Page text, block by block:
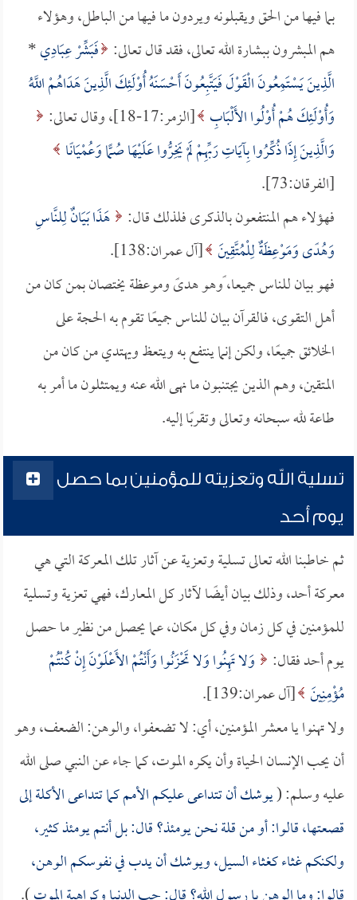
بما فيها من الحق ويقبلونه ويردون ما فيها من الباطل، وهؤلاء
هم المبشرون ببشارة الله تعالى، فقد قال تعالى: فَبَشِّرْ عِبَادِي*
الَّذِينَ يَسْتَمِعُونَ الْقَوْلَ فَيَتَّبِعُونَ أَحْسَنَهُ أُوْلَئِكَ الَّذِينَ هَدَاهُمْ اللَّهُ
وَأُوْلَئِكَ هُمْ أُوْلُوا الأَلْبَابِ [الزمر:17-18]، وقال تعالى:
وَالَّذِينَ إِذَا ذُكِّرُوا بِآيَاتِ رَبِّهِمْ لَمْ يَخِرُّوا عَلَيْهَا صُمًّا وَعُمْيَانًا
[الفرقان:73].
فهؤلاء هم المنتفعون بالذكرى فلذلك قال: هَذَا بَيَانٌ لِلنَّاسِ
وَهُدًى وَمَوْعِظَةٌ لِلْمُتَّقِينَ [آل عمران:138].
فهو بيان للناس جميعا، ًوهو هدىً وموعظة يختصان بمن كان من
أهل التقوى، فالقرآن بيان للناس جميعًا تقوم به الحجة على
الخلائق جميعًا، ولكن إنما ينتفع به ويتعظ ويهتدي من كان من
المتقين، وهم الذين يجتنبون ما نهى الله عنه ويمتثلون ما أمر به
طاعة لله سبحانه وتعالى وتقربًا إليه.
تسلية الله وتعزيته للمؤمنين بما حصل
يوم أحد
ثم خاطبنا الله تعالى تسلية وتعزية عن آثار تلك المعركة التي هي
معركة أحد، وذلك بيان أيضًا لآثار كل المعارك، فهي تعزية وتسلية
للمؤمنين في كل زمان وفي كل مكان، عما يحصل من نظير ما حصل
يوم أحد فقال:
وَلا تَهِنُوا وَلا تَحْزَنُوا وَأَنْتُمْ الأَعْلَوْنَ إِنْ كُنْتُمْ
مُؤْمِنِينَ [آل عمران:139].
ولا تهنوا يا معشر المؤمنين، أي: لا تضعفوا، والوهن: الضعف، وهو
أن يحب الإنسان الحياة وأن يكره الموت، كما جاء عن النبي صلى الله
عليه وسلم: (يوشك أن تتداعى عليكم الأمم كما تتداعى الأكلة إلى
قصعتها، قالوا: أو من قلة نحن يومئذ؟ قال: بل أنتم يومئذ كثير،
ولكنكم غثاء كغثاء السيل، ويوشك أن يدب في نفوسكم الوهن،